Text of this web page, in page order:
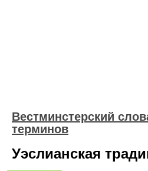
Вестминстерский
терминов
Уэслианская